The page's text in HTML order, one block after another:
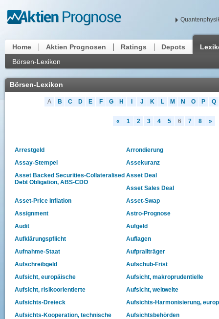
Home Aktien Prognosen Ratings Depots
Börsen-Lexikon
Börsen-Lexikon
A B C D E F G H J K L M N O P Q
« 1 2 3 4 5 6 7 8 »
Arrestgeld
Arrondierung
Assay-Stempel
Assekuranz
Asset Backed Securities-Collateralised
Debt Obligation, ABS-CDO
Asset Deal
Asset Sales Deal
Asset-Price Inflation
Asset-Swap
Assignment
Astro-Prognose
Audit
Aufgeld
Aufklärungspflicht
Auflagen
Aufnahme-Staat
Aufprallträger
Aufschreibgeld
Aufschub-Frist
Aufsicht, europäische
Aufsicht, makroprudentielle
Aufsicht, risikoorientierte
Aufsicht, weltweite
Aufsichts-Dreieck
Aufsichts-Harmonisierung,
Aufsichts-Kooperation, technische
Aufsichtsbehörden